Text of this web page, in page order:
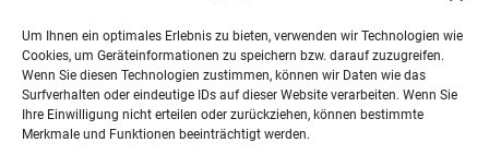
Um Ihnen ein optimales Erlebnis zu bieten, verwenden wir Technologien wie
Cookies, um Geräteinformationen zu speichern bzw. darauf zuzugreifen.
Wenn Sie diesen Technologien zustimmen, können wir Daten wie das
Surfverhalten oder eindeutige IDs auf dieser Website verarbeiten. Wenn Sie
Ihre Einwilligung nicht erteilen oder zurückziehen, können bestimmte
Merkmale und Funktionen beeinträchtigt werden.
Westring 10
74538 Rosengarten-Uttenhofen
Telefon +49 (0)791 950 15-0
Fax +49 (0)791 950 15-29